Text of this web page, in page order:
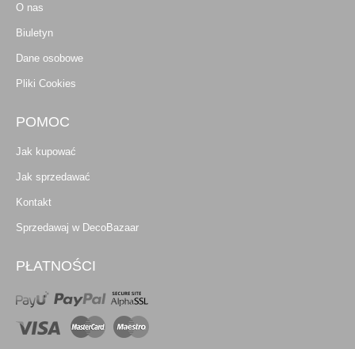
O nas
Biuletyn
Dane osobowe
Pliki Cookies
POMOC
Jak kupować
Jak sprzedawać
Kontakt
Sprzedawaj w DecoBazaar
PŁATNOŚCI